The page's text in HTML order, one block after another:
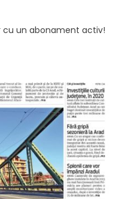
cu un abonament activ!